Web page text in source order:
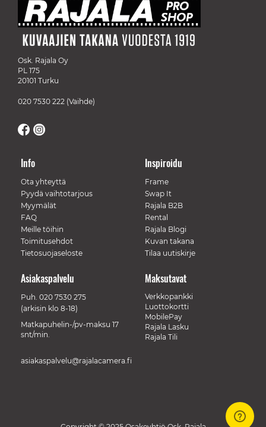
Osk. Rajala Oy
PL 175
20101 Turku
020 7530 222 (Vaihde)
Info
Ota yhteyttä
Pyydä vaihtotarjous
Myymälät
FAQ
Meille töihin
Toimitusehdot
Tietosuojaseloste
Inspiroidu
Frame
Swap It
Rajala B2B
Rental
Rajala Blogi
Kuvan takana
Tilaa uutiskirje
Maksutavat
Verkkopankki
Luottokortti
MobilePay
Rajala Lasku
Rajala Tili
Asiakaspalvelu
Puh. 020 7530 275
(arkisin klo 8-18)
Matkapuhelin-/pv-maksu 17
snt/min.
asiakaspalvelu@rajalacamera.fi